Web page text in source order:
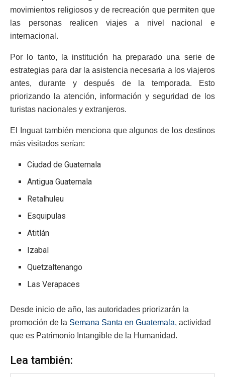
movimientos religiosos y de recreación que permiten que
las personas realicen viajes a nivel nacional e
internacional.
Por lo tanto, la institución ha preparado una serie de
estrategias para dar la asistencia necesaria a los viajeros
antes, durante y después de la temporada. Esto
priorizando la atención, información y seguridad de los
turistas nacionales y extranjeros.
El Inguat también menciona que algunos de los destinos
más visitados serían:
Ciudad de Guatemala
Antigua Guatemala
Retalhuleu
Esquipulas
Atitlán
Izabal
Quetzaltenango
Las Verapaces
Desde inicio de año, las autoridades priorizarán la
promoción de la Semana Santa en Guatemala, actividad
que es Patrimonio Intangible de la Humanidad.
Lea también: